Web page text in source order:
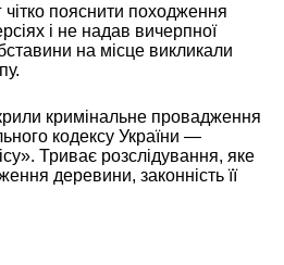
чітко пояснити походження
і не надав вичерпної
на місце викликали
кримінальне провадження
кодексу України —
Триває розслідування, яке
деревини, законність її